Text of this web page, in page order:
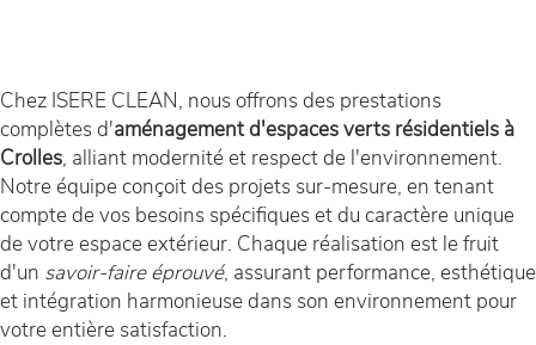
Chez ISERE CLEAN, nous offrons des prestations
complètes d'aménagement d'espaces verts résidentiels à
Crolles, alliant modernité et respect de l'environnement.
Notre équipe conçoit des projets sur-mesure, en tenant
compte de vos besoins spécifiques et du caractère unique
de votre espace extérieur. Chaque réalisation est le fruit
d'un savoir-faire éprouvé, assurant performance, esthétique
et intégration harmonieuse dans son environnement pour
votre entière satisfaction.